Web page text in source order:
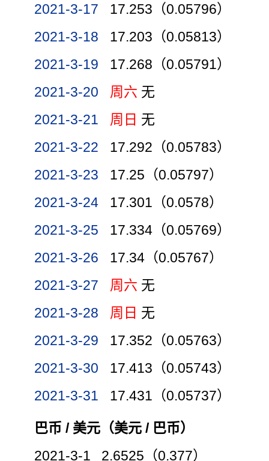
2021-3-17
17.253（0.05796）
2021-3-18
17.203（0.05813）
2021-3-19
17.268（0.05791）
2021-3-20
周六 无
2021-3-21
周日 无
2021-3-22
17.292（0.05783）
2021-3-23
17.25（0.05797）
2021-3-24
17.301（0.0578）
2021-3-25
17.334（0.05769）
2021-3-26
17.34（0.05767）
2021-3-27
周六 无
2021-3-28
周日 无
2021-3-29
17.352（0.05763）
2021-3-30
17.413（0.05743）
2021-3-31
17.431（0.05737）
巴币 / 美元（美元 / 巴币）
2021-3-1 2.6525（0.377）